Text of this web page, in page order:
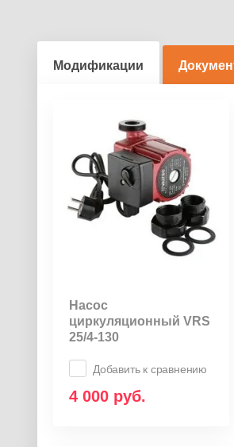
Модификации
Насос
циркуляционный VRS
25/4-130
Добавить к сравнению
4 000 руб.